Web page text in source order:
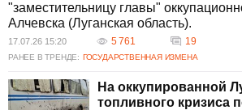
"заместительницу главы"
Алчевска (Луганская область).
17.07.26 15:20 5 761 19
РАНЕЕ В ТРЕНДЕ: ГОСУДАРСТВЕННАЯ ИЗМЕНА
На оккупированной
топливного кризиса